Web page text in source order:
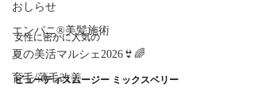
おしらせ
エンパニ®美髪施術
夏の美活マルシェ2026👙🌈
育毛/薄毛改善
女性に密かに人気の
ビューティスムージー ミックスベリー